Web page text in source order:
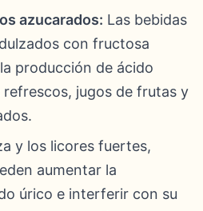
azucarados: Las bebidas
con fructosa
producción de ácido
jugos de frutas y
y los licores fuertes,
aumentar la
úrico e interferir con su